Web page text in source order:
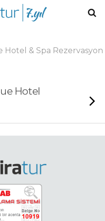
Hotel & Spa Rezervasyon
Hotel